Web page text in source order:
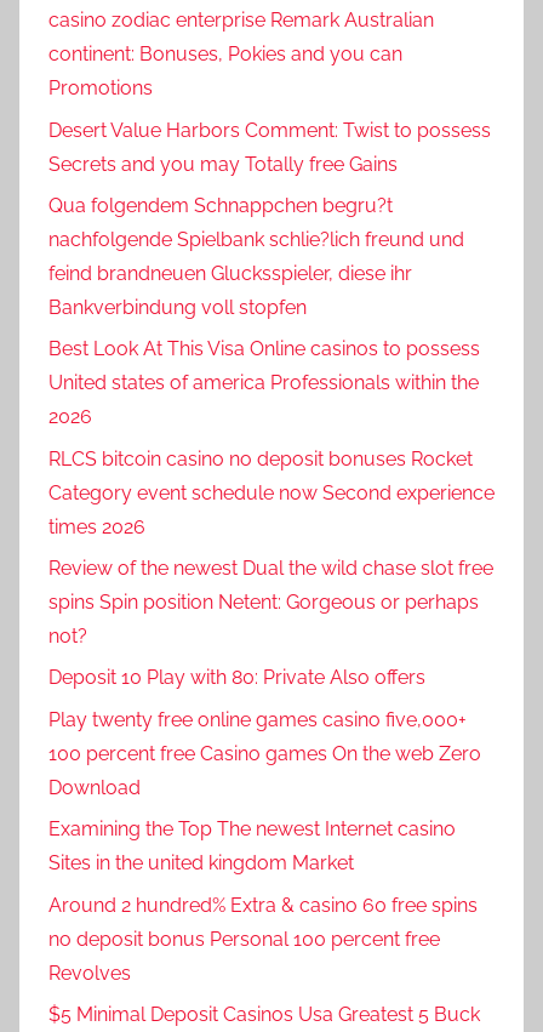
casino zodiac enterprise Remark Australian
continent: Bonuses, Pokies and you can
Promotions
Desert Value Harbors Comment: Twist to possess
Secrets and you may Totally free Gains
Qua folgendem Schnappchen begru?t
nachfolgende Spielbank schlie?lich freund und
feind brandneuen Glucksspieler, diese ihr
Bankverbindung voll stopfen
Best Look At This Visa Online casinos to possess
United states of america Professionals within the
2026
RLCS bitcoin casino no deposit bonuses Rocket
Category event schedule now Second experience
times 2026
Review of the newest Dual the wild chase slot free
spins Spin position Netent: Gorgeous or perhaps
not?
Deposit 10 Play with 80: Private Also offers
Play twenty free online games casino five,000+
100 percent free Casino games On the web Zero
Download
Examining the Top The newest Internet casino
Sites in the united kingdom Market
Around 2 hundred% Extra & casino 60 free spins
no deposit bonus Personal 100 percent free
Revolves
$5 Minimal Deposit Casinos Usa Greatest 5 Buck